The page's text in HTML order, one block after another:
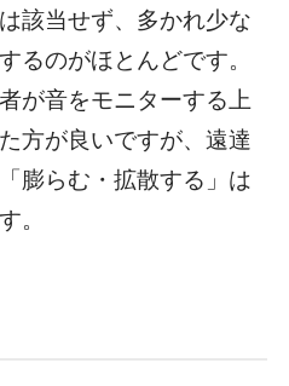
該当せず、 多かれ少な
るのがほとんどです。
が音をモニターする上
方が良いですが、 遠達
膨らむ・拡散する」は
。